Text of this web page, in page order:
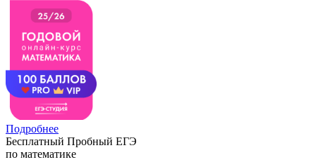
Подробнее
Бесплатный Пробный ЕГЭ
по математике